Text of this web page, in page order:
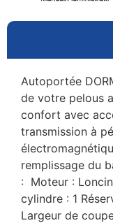
Autoportée
de votre pelous
confort avec
transmission à
remplissage du
: Moteur :
cylindre : 1
Largeur de